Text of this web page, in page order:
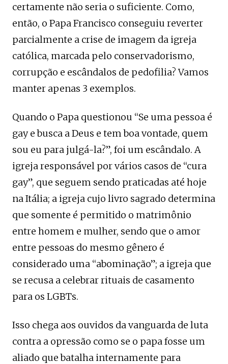
certamente não seria o suficiente. Como,
então, o Papa Francisco conseguiu reverter
parcialmente a crise de imagem da igreja
católica, marcada pelo conservadorismo,
corrupção e escândalos de pedofilia? Vamos
manter apenas 3 exemplos.
Quando o Papa questionou “Se uma pessoa é
gay e busca a Deus e tem boa vontade, quem
sou eu para julgá-la?”, foi um escândalo. A
igreja responsável por vários casos de “cura
gay”, que seguem sendo praticadas até hoje
na Itália; a igreja cujo livro sagrado determina
que somente é permitido o matrimônio
entre homem e mulher, sendo que o amor
entre pessoas do mesmo gênero é
considerado uma “abominação”; a igreja que
se recusa a celebrar rituais de casamento
para os LGBTs.
Isso chega aos ouvidos da vanguarda de luta
contra a opressão como se o papa fosse um
aliado que batalha internamente para